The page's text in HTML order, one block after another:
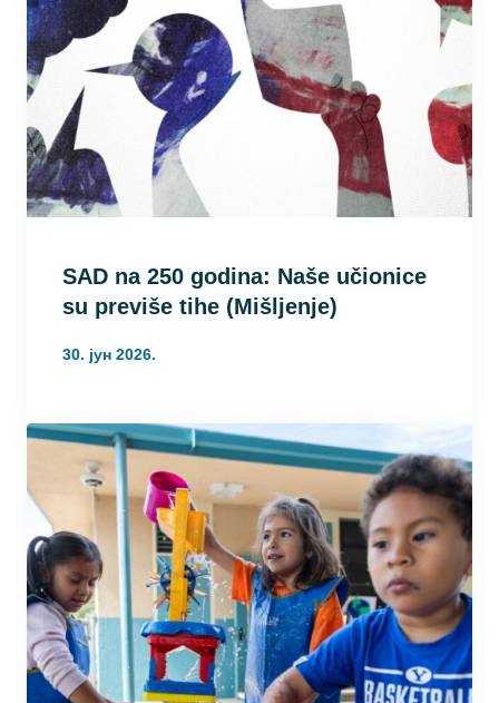
SAD na 250 godina: Naše učionice
su previše tihe (Mišljenje)
30. јун 2026.